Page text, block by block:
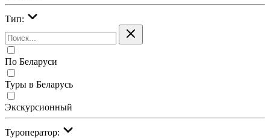
Тип:
По Беларуси
Туры в Беларусь
Экскурсионный
Туроператор: